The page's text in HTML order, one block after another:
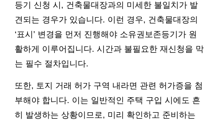
등기 신청 시, 건축물대장과의 미세한 불일치가 발
견되는 경우가 있습니다. 이런 경우, 건축물대장의
‘표시’ 변경을 먼저 진행해야 소유권보존등기가 원
활하게 이루어집니다. 시간과 불필요한 재신청을 막
는 필수 절차입니다.
또한, 토지 거래 허가 구역 내라면 관련 허가증을 첨
부해야 합니다. 이는 일반적인 주택 구입 시에도 흔
히 발생하는 상황이므로, 미리 확인하고 준비하는